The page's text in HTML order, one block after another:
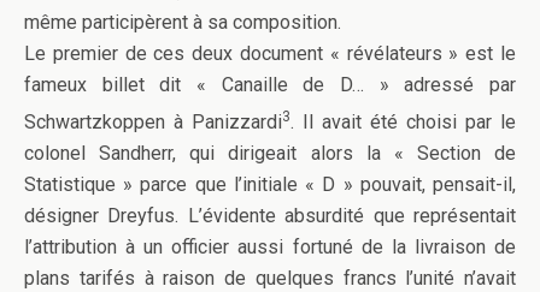
même participèrent à sa composition.
Le premier de ces deux document « révélateurs » est le
fameux billet dit « Canaille de D… » adressé par
Schwartzkoppen à Panizzardi3. Il avait été choisi par le
colonel Sandherr, qui dirigeait alors la « Section de
Statistique » parce que l’initiale « D » pouvait, pensait-il,
désigner Dreyfus. L’évidente absurdité que représentait
l’attribution à un officier aussi fortuné de la livraison de
plans tarifés à raison de quelques francs l’unité n’avait